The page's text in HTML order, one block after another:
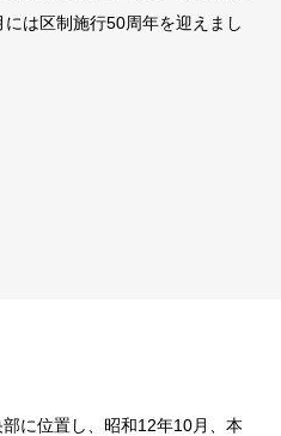
は区制施行50周年を迎えまし
に位置し、昭和12年10月、本